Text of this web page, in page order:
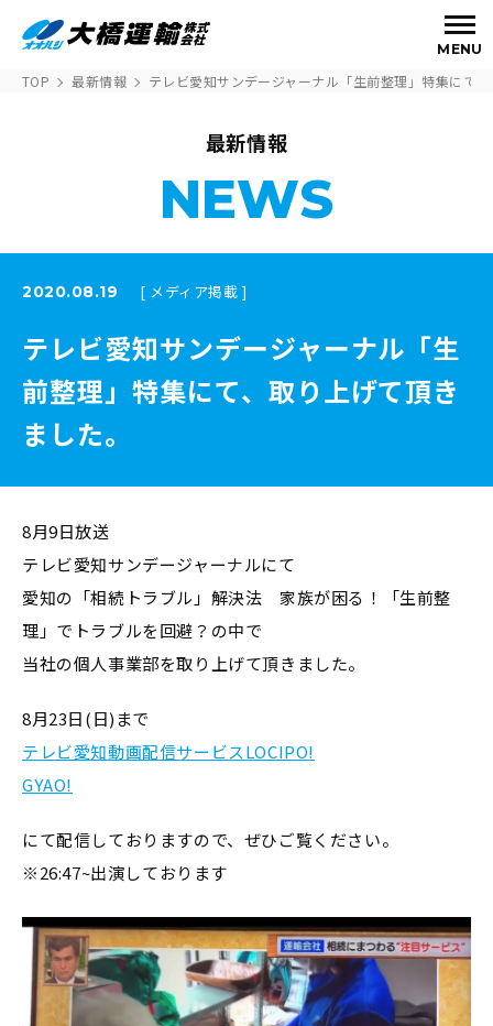
MENU
TOP 最新情報 テレビ愛知サンデージャーナル「生前整理」特集にて
最新情報
NEWS
2020.08.19 [ メディア掲載 ]
テレビ愛知サンデージャーナル「生
前整理」特集にて、取り上げて頂き
ました。
8月9日放送
テレビ愛知サンデージャーナルにて
愛知の「相続トラブル」 解決法 家族が困る！「生前整
理」でトラブルを回避？の中で
当社の個人事業部を取り上げて頂きました。
8月23日(日)まで
テレビ愛知動画配信サービスLOCIPO!
GYAO!
にて配信しておりますので、ぜひご覧ください。
※26:47~出演しております